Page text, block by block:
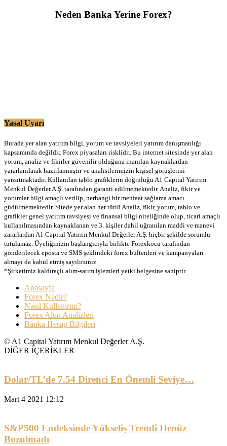
Neden Banka Yerine Forex?
Yasal Uyarı
Burada yer alan yatırım bilgi, yorum ve tavsiyeleri yatırım danışmanlığı
kapsamında değildir. Forex piyasaları risklidir. Bu internet sitesinde yer alan
yorum, analiz ve fikirler güvenilir olduğuna inanılan kaynaklardan
yararlanılarak hazırlanmıştır ve analistlerimizin kişisel görüşlerini
yansıtmaktadır. Kullanılan tablo grafiklerin doğruluğu A1 Capital Yatırım
Menkul Değerler A.Ş. tarafından garanti edilmemektedir. Analiz, fikir ve
yorumlar bilgi amaçlı verilip, herhangi bir menfaat sağlama amacı
güdülmemektedir. Sitede yer alan her türlü Analiz, fikir, yorum, tablo ve
grafikler genel yatırım tavsiyesi ve finansal bilgi niteliğinde olup, ticari amaçlı
kullanılmasından kaynaklanan ve 3. kişiler dahil uğranılan maddi ve manevi
zararlardan A1 Capital Yatırım Menkul Değerler A.Ş. hiçbir şekilde sorumlu
tutulamaz. Üyeliğinizin başlangıcıyla birlikte Forexkocu tarafından
gönderilecek eposta ve SMS şeklindeki forex bültenleri ve kampanyaları
almayı da kabul etmiş sayılırsınız.
*Şirketimiz kaldıraçlı alım-satım işlemleri yetki belgesine sahiptir.
Anasayfa
Forex Nedir?
Nasıl Kullanırım?
Forex Altın Analizleri
Banka Hesap Bilgileri
© A1 Capital Yatırım Menkul Değerler A.Ş.
DİĞER İÇERİKLER
Dolar/TL’de 7.54 Direnci En Önemli Seviye…
Mart 4 2021 12:12
S&P500 Endeksinde Yükseliş Trendi Henüz
Bozulmadı